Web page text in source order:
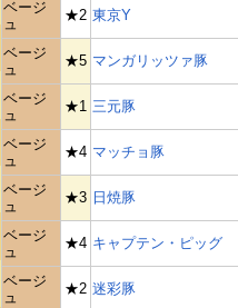
ベージ
ュ
★2 東京Y
ベージ
ュ
★5 マンガリッツァ豚
ベージ
ュ
★1 三元豚
ベージ
ュ
★4 マッチョ豚
ベージ
ュ
★3 日焼豚
ベージ
ュ
★4 キャプテン・ピッグ
ベージ
ュ
★2 迷彩豚